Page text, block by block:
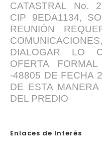
CATASTRAL No.
CIP 9EDA1134,
REUNIÓN
DIALOGAR LO
OFERTA
-48805 DE FECHA
DE ESTA
DEL PREDIO
Enlaces de Interés